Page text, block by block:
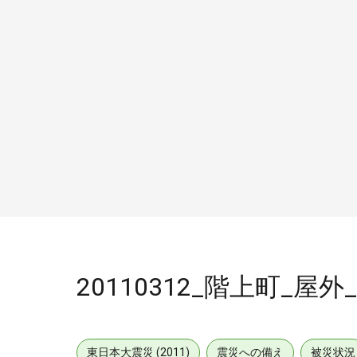
20110312_階上町_屋外
東日本大震災 (2011) 震災への備え 被災状況